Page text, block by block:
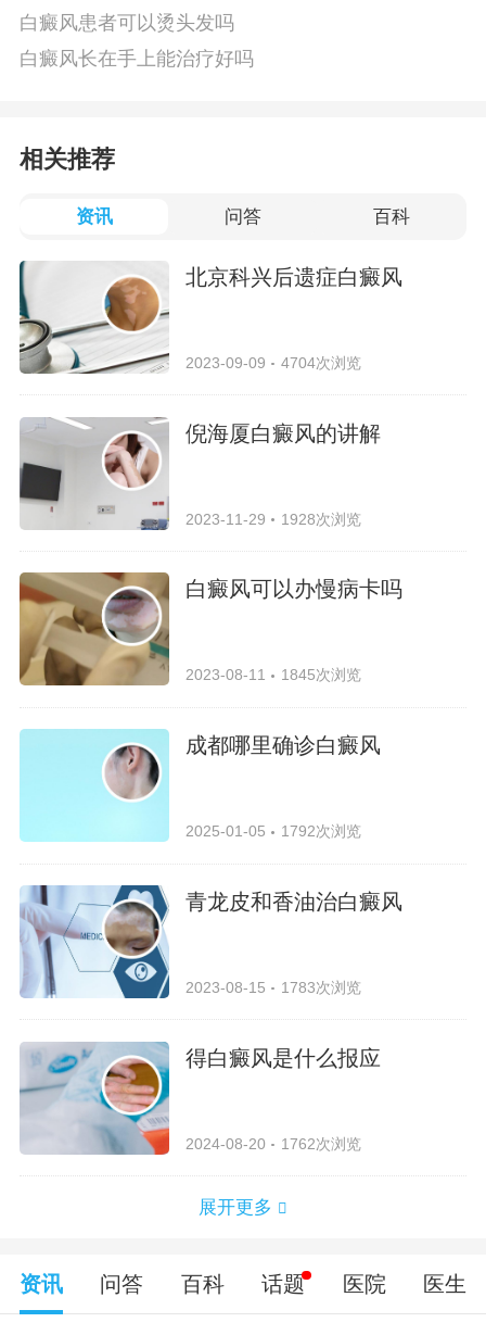
白癜风患者可以烫头发吗
白癜风长在手上能治疗好吗
相关推荐
资讯 问答 百科
北京科兴后遗症白癜风
2023-09-09 4704次浏览
倪海厦白癜风的讲解
2023-11-29 1928次浏览
白癜风可以办慢病卡吗
2023-08-11 1845次浏览
成都哪里确诊白癜风
2025-01-05 1792次浏览
青龙皮和香油治白癜风
2023-08-15 1783次浏览
得白癜风是什么报应
2024-08-20 1762次浏览
展开更多
资讯 问答 百科 话题 医院 医生